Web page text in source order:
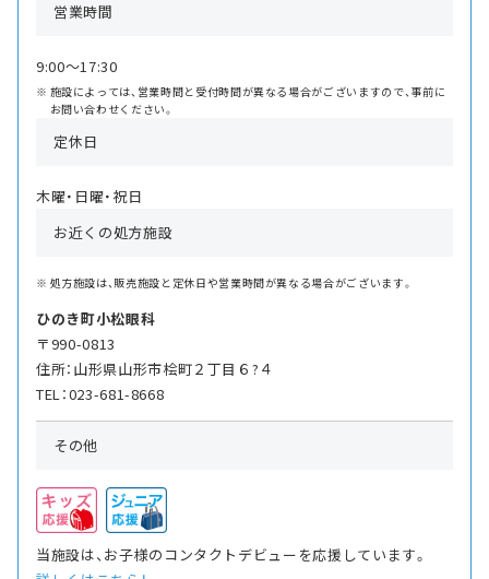
営業時間
9:00〜17:30
施設によっては、営業時間と受付時間が異なる場合がございますので、事前に
お問い合わせください。
定休日
木曜・日曜・祝日
お近くの処方施設
処方施設は、販売施設と定休日や営業時間が異なる場合がございます。
ひのき町小松眼科
〒990-0813
住所：山形県山形市桧町２丁目６?４
TEL：023-681-8668
その他
当施設は、お子様のコンタクトデビューを応援しています。